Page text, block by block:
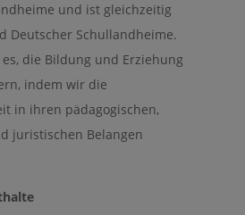
und ist gleichzeitig
Deutscher Schullandheime.
die Bildung und Erziehung
indem wir die
in ihren pädagogischen,
juristischen Belangen